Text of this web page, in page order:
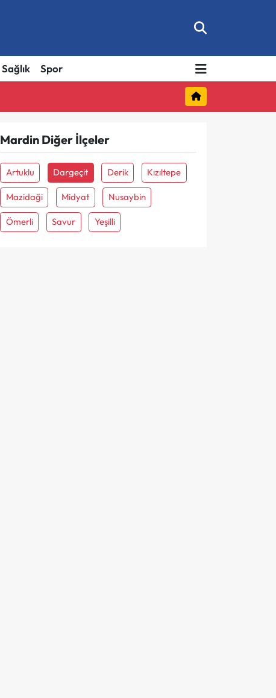
Sağlık Spor
Mardin Diğer İlçeler
Artuklu Dargeçit Derik Kızıltepe
Mazidaği Midyat Nusaybin
Ömerli Savur Yeşilli